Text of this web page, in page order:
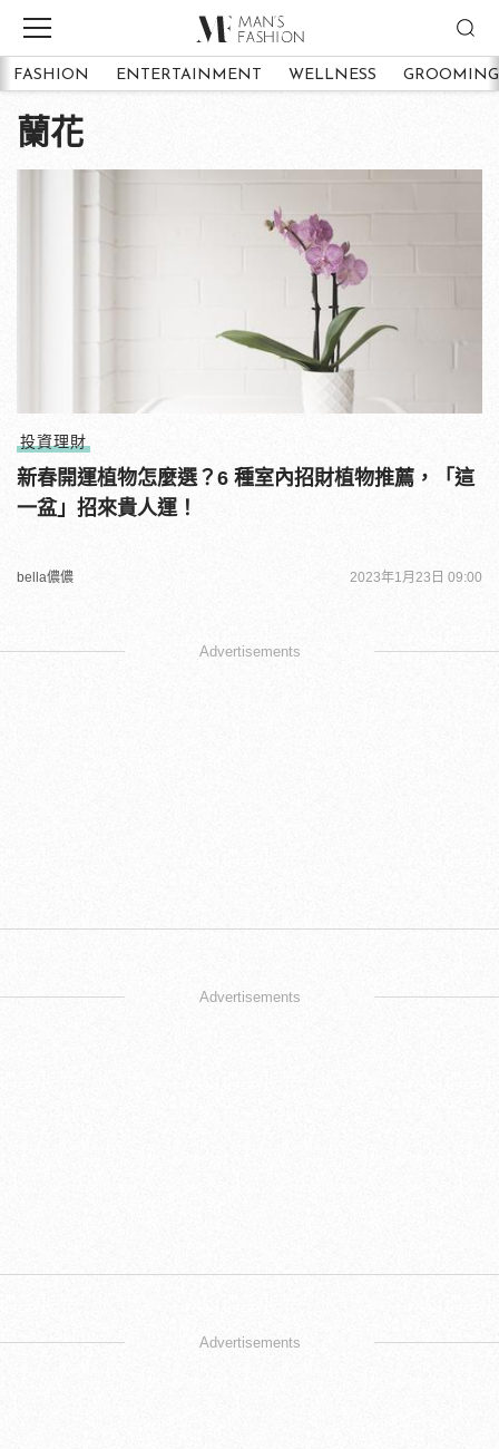
FASHION ENTERTAINMENT WELLNESS GROOMING
蘭花
投資理財
新春開運植物怎麼選？6 種室內招財植物推薦，「這
一盆」招來貴人運！
bella儂儂 2023年1月23日 09:00
Advertisements
Advertisements
Advertisements